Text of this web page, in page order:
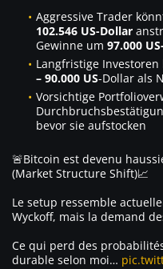
Aggressive Trader
102.546 US-Dollar
Gewinne um 97.000
Langfristige
– 90.000 US-Dollar als
Vorsichtige
bevor sie aufstocken
🚨Bitcoin est devenu
(Market Structure Shift)📈
Le setup ressemble
Wyckoff, mais la demand
Ce qui perd des
durable selon moi…